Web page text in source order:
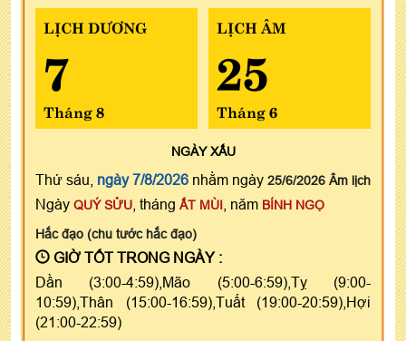
LỊCH DƯƠNG
7
Tháng 8
LỊCH ÂM
25
Tháng 6
NGÀYXẤU
Thứ sáu, ngày 7/8/2026 nhằm ngày 25/6/2026 Âm lịch
Ngày QUÝ SỬU , tháng ẤT MÙI , năm BÍNH NGỌ
Hắc đạo (chu tước hắc đạo)
GIỜ TỐT TRONG NGÀY :
Dần (3:00-4:59),Mão (5:00-6:59),Tỵ (9:00-
10:59),Thân (15:00-16:59),Tuất (19:00-20:59),Hợi
(21:00-22:59)